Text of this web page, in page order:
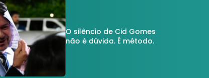
O silêncio de Cid Gomes
não é dúvida. É método.